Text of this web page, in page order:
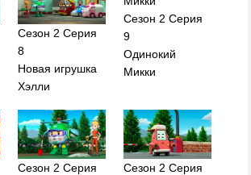
Сезон 2 Серия
8
Новая игрушка
Хэлли
Сезон 2 Серия
9
Одинокий
Микки
Сезон 2 Серия
Сезон 2 Серия